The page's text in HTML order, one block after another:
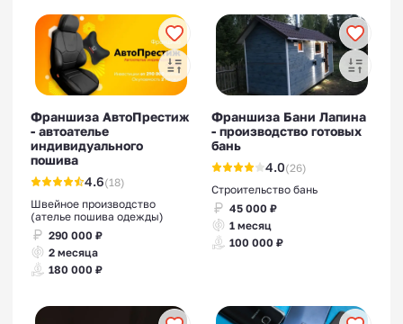
Франшиза АвтоПрестиж
- автоателье
индивидуального
пошива
4.6(18)
Швейное производство
(ателье пошива одежды)
290 000 ₽
2 месяца
180 000 ₽
Франшиза Бани Лапина
- производство готовых
бань
4.0(26)
Строительство бань
45 000 ₽
1 месяц
100 000 ₽